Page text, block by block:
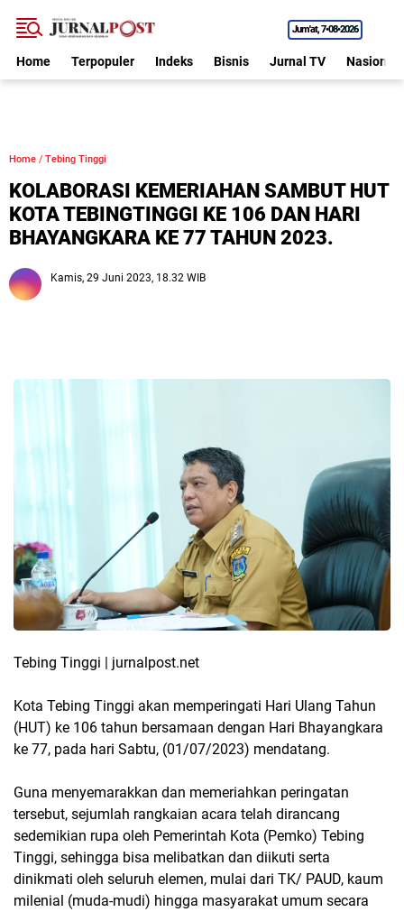
Jum'at 7•08•2026
Home Terpopuler Indeks Bisnis Jurnal TV Nasional
Home / Tebing Tinggi
KOLABORASI KEMERIAHAN SAMBUT HUT
KOTA TEBINGTINGGI KE 106 DAN HARI
BHAYANGKARA KE 77 TAHUN 2023.
Kamis, 29 Juni 2023, 18.32 WIB
Tebing Tinggi | jurnalpost.net
Kota Tebing Tinggi akan memperingati Hari Ulang Tahun
(HUT) ke 106 tahun bersamaan dengan Hari Bhayangkara
ke 77, pada hari Sabtu, (01/07/2023) mendatang.
Guna menyemarakkan dan memeriahkan peringatan
tersebut, sejumlah rangkaian acara telah dirancang
sedemikian rupa oleh Pemerintah Kota (Pemko) Tebing
Tinggi, sehingga bisa melibatkan dan diikuti serta
dinikmati oleh seluruh elemen, mulai dari TK/ PAUD, kaum
milenial (muda-mudi) hingga masyarakat umum secara